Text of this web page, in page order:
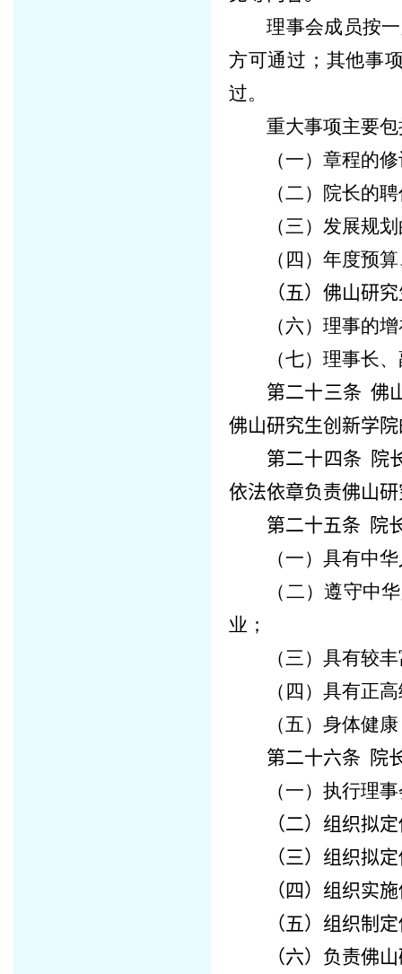
理事会成员按
方可通过；其他事
过。
重大事项主要
（一）章程的
（二）院长的
（三）发展规
（四）年度预
（五）佛山研
（六）理事的
（七）理事长
第二十三条佛
佛山研究生创新学院
第二十四条 院
依法依章负责佛山
第二十五条 院
（一）具有中
（二）遵守中
业；
（三）具有较
（四）具有正
（五）身体健
第二十六条 院
（一）执行理
（二）组织拟定
（三）组织拟定
（四）组织实施
（五）组织制定
（六）负责佛